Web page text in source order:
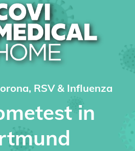
RSV & Influenza
in